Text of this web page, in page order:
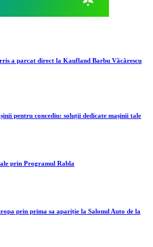
a parcat direct la Kaufland Barbu Văcărescu
pentru concediu: soluții dedicate mașinii tale
prin Programul Rabla
prin prima sa apariție la Salonul Auto de la